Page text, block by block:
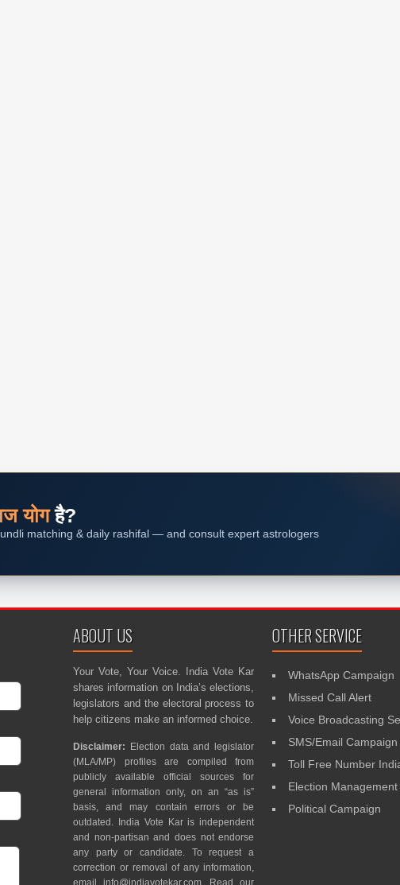
योगहै?
matching & daily rashifal — and consult expert astrologers
ABOUT US
Your Vote, Your Voice. India Vote Kar
shares information on India’s elections,
legislators and the electoral process to
help citizens make an informed choice.
Disclaimer: Election data and legislator
(MLA/MP) profiles are compiled from
publicly available official sources for
general information only, on an “as is”
basis, and may contain errors or be
outdated. India Vote Kar is independent
and non-partisan and does not endorse
any party or candidate. To request a
correction or removal of any information,
email info@indiavotekar.com. Read our
OTHER SERVICE
WhatsApp Campaign
Missed Call Alert
Voice Broadcasting
SMS/Email
Toll Free Number
Election Management
Political Campaign